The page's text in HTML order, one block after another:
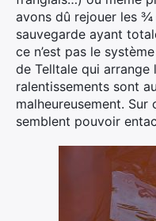
avons dû rejouer les
sauvegarde ayant
ce n’est pas le
de Telltale qui arrange
ralentissements sont
malheureusement.
semblent pouvoir